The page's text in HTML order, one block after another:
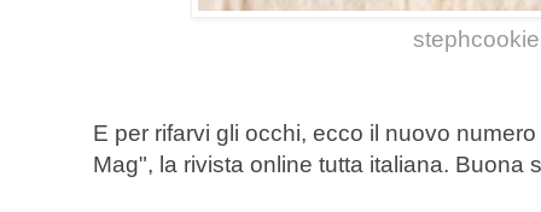
stephcookie
E per rifarvi gli occhi, ecco il nuovo
Mag", la rivista online tutta italiana. Buona